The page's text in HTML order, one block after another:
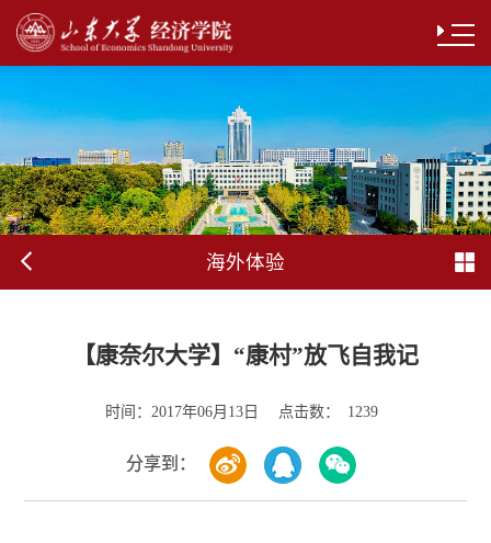
海外体验
【康奈尔大学】“康村”放飞自我记
时间： 2017年06月13日 点击数： 1239
分享到：